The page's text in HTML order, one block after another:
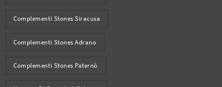
Complementi Stones Siracusa
Complementi Stones Adrano
Complementi Stones Paternò